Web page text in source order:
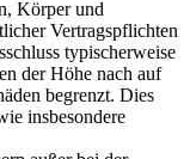
Körper und
Vertragspflichten
typischerweise
der Höhe nach auf
begrenzt. Dies
insbesondere